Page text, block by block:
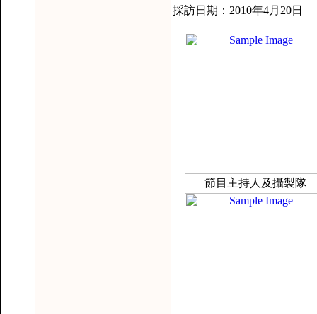
採訪日期：2010年4月20日
節目主持人及攝製隊